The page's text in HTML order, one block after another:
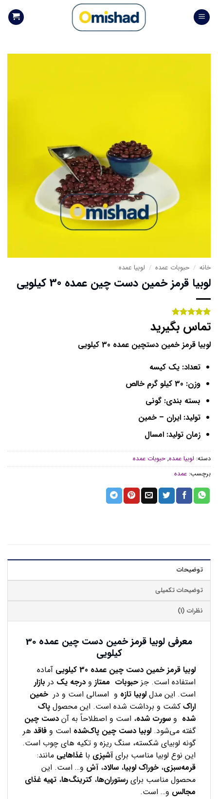
Skip
خانه / حبوبات عمده / لوبیا عمده
لوبیا قرمز خمین دست چین عمده 30 کیلویی
امتیاز
از
5 امتیاز
1
تماس بگیرید
لوبیا قرمز خمین دستچین عمده 30 کیلویی
تعداد: یک کیسه
وزن: 30 کیلو گرم خالص
بسته بندی: گونی
تولید: ایران – خمین
زمان تولید: امسال
دسته: لوبیا عمده, حبوبات عمده
برچسب: عمده
توضیحات
توضیحات تکمیلی
نظرات (1)
معرفی لوبیا قرمز خمین دست چین عمده 30
کیلویی
لوبیا قرمز خمین دست چین عمده 30 کیلویی آماده
استفاده است. جز حبوبات ممتاز و درجه یک در بازار
است. این مدل لوبیا تازه و امسالی است و در خمین
اراک کشت و برداشت شده است. این محصول پاک
شده و سورت شده، است و اصطلاحاً به آن دست چین
گفته می‌شود. لوبیا دست چین پاک‌شده است و فاقد هر
گونه لوبیای شکسته، سنگ ریزه و تکیه های چوب است.
این نوع لوبیا مناسب برایآشپزی با غذاهایی مانند:
قرمه‌سبزی، خوراک لوبیا، سالاد،آش و… است. این
محصول مناسب برای رستوران‌ها، کترینگ‌ها، تهیه غذای
مجالس و… است.